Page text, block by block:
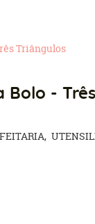
Triângulos
Bolo -